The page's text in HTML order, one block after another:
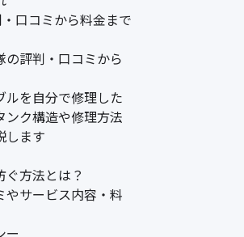
口コミから料金まで
の評判・口コミから
ルを自分で修理した
ンク構造や修理方法
します
ぐ方法とは？
やサービス内容・料
ー